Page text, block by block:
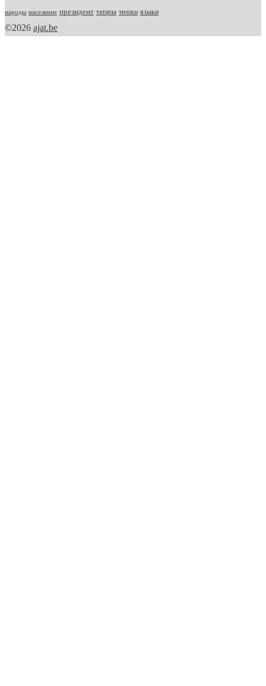
народы население президент татары тюрки языки
©2026 ajat.be